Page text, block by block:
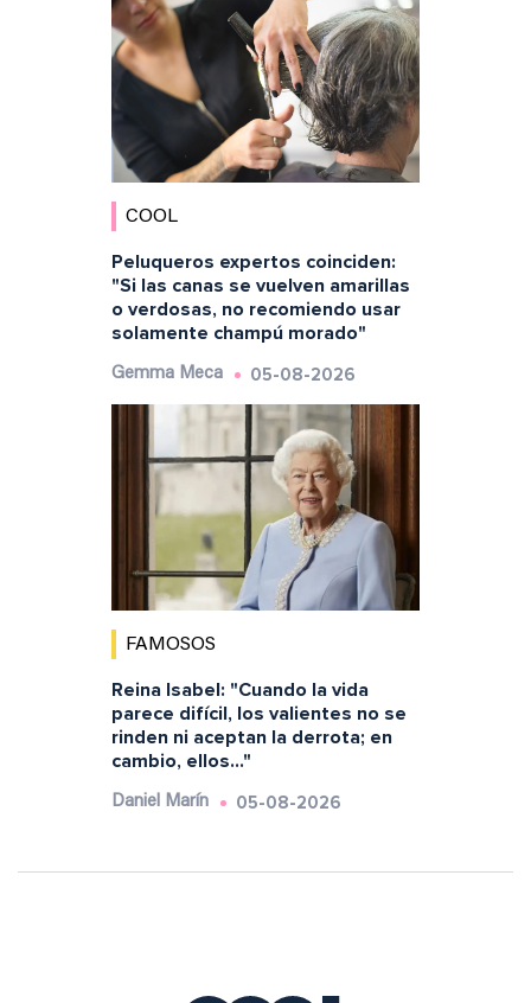
COOL
Peluqueros expertos coinciden:
"Si las canas se vuelven amarillas
o verdosas, no recomiendo usar
solamente champú morado"
Gemma Meca 05-08-2026
FAMOSOS
Reina Isabel: "Cuando la vida
parece difícil, los valientes no se
rinden ni aceptan la derrota; en
cambio, ellos..."
Daniel Marín 05-08-2026